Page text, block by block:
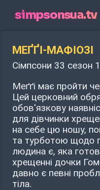
simpsonsua.tv
МЕҐҐІ-МАФІОЗІ
Сімпсони 33 сезон
Меґґі має пройти
Цей церковний
обов'язкову
для дівчинки
на себе цю ношу,
та турботою щодо
людина є, яка
хрещенні дочки
давно є певні
тіла.